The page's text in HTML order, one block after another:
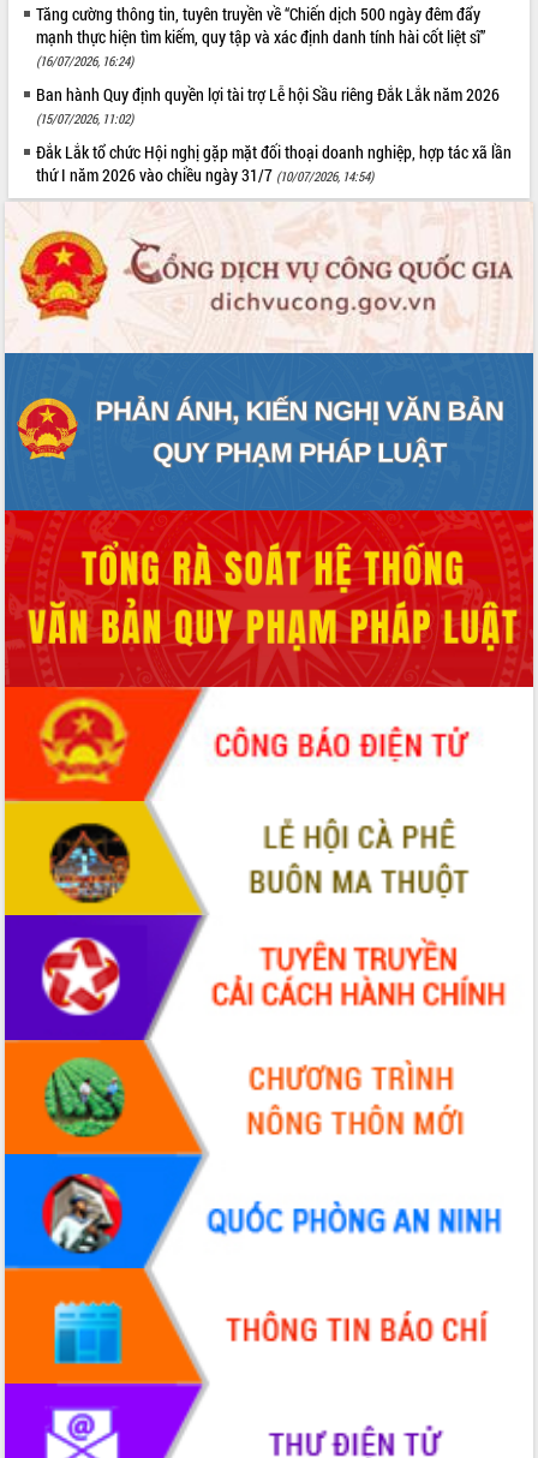
Tăng cường thông tin, tuyên truyền về “Chiến dịch 500 ngày đêm đẩy
mạnh thực hiện tìm kiếm, quy tập và xác định danh tính hài cốt liệt sĩ”
(16/07/2026, 16:24)
Ban hành Quy định quyền lợi tài trợ Lễ hội Sầu riêng Đắk Lắk năm 2026
(15/07/2026, 11:02)
Đắk Lắk tổ chức Hội nghị gặp mặt đối thoại doanh nghiệp, hợp tác xã lần
thứ I năm 2026 vào chiều ngày 31/7 (10/07/2026, 14:54)